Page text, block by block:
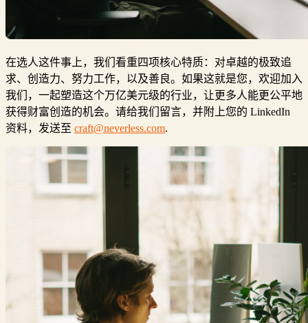
在选人这件事上，我们看重四项核心特质：对卓越的极致追
求、创造力、努力工作，以及善良。如果这就是您，欢迎加入
我们，一起塑造这个万亿美元级的行业，让更多人能更公平地
获得财富创造的机会。请给我们留言，并附上您的 LinkedIn
资料，发送至 craft@neverless.com.